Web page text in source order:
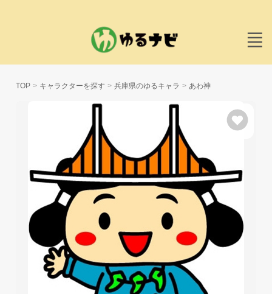
TOP キャラクターを探す 兵庫県のゆるキャラ あわ神